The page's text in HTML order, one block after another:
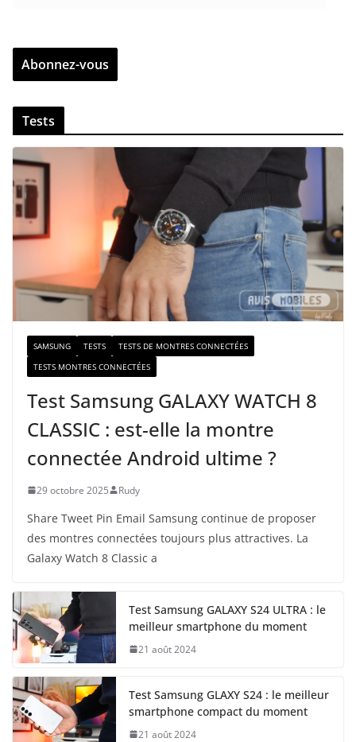
r
z
v
t
r
e
e
m
i
Abonnez-vous
Tests
SAMSUNG TESTS
TESTS DE MONTRES CONNECTÉES
TESTS MONTRES CONNECTÉES
Test Samsung GALAXY WATCH 8
CLASSIC : est-elle la montre
connectée Android ultime ?
29 octobre 2025 Rudy
Share Tweet Pin Email Samsung continue de proposer
des montres connectées toujours plus attractives. La
Galaxy Watch 8 Classic a
Test Samsung GALAXY S24 ULTRA : le
meilleur smartphone du moment
21 août 2024
Test Samsung GLAXY S24 : le meilleur
smartphone compact du moment
21 août 2024